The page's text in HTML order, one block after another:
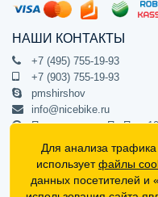
НАШИ КОНТАКТЫ
+7 (495) 755-19-93
+7 (903) 755-19-93
pmshirshov
info@nicebike.ru
Прием звонков Пн-Пт с
ПВЗ Пн-Пт с 10:00 до 20:00
г. Москва, ул. Барклая
подъезд 1, цокольный этаж,
Для анализа
используетфайлы
данных посетителей и